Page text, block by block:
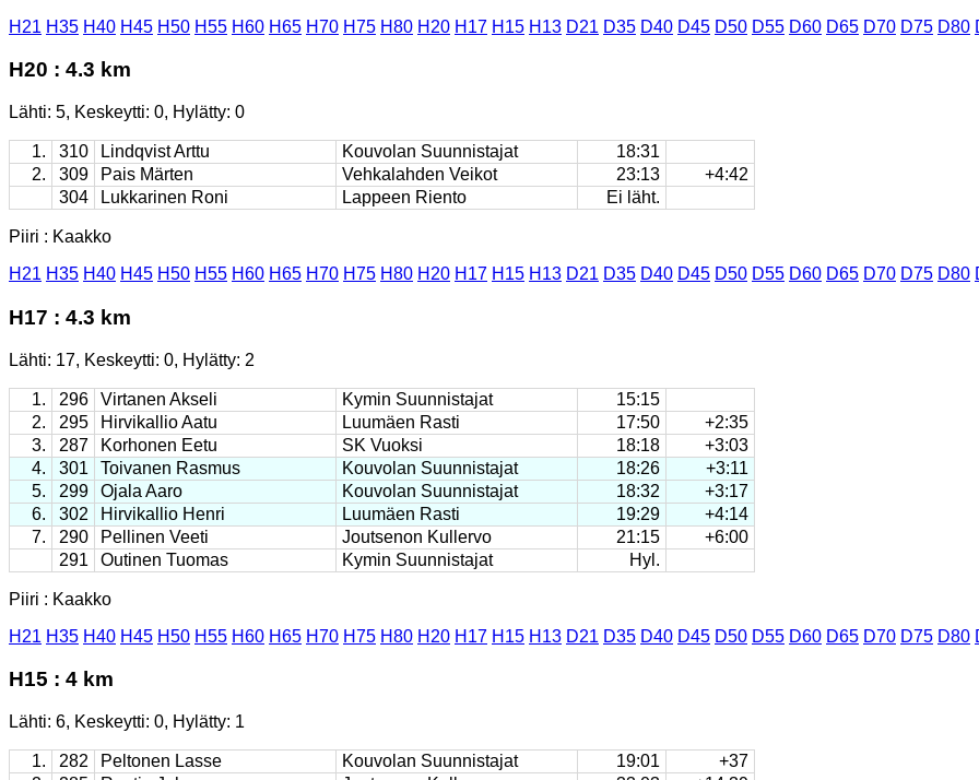
H21 H35 H40 H45 H50 H55 H60 H65 H70 H75 H80 H20 H17 H15 H13 D21 D35 D40 D45 D50 D55 D60 D65 D70 D75 D80
H20 : 4.3 km
Lähti: 5, Keskeytti: 0, Hylätty: 0
1. 310 Lindqvist Arttu Kouvolan Suunnistajat
18:31
2.
309 Pais Märten Vehkalahden Veikot 23:13
+4:42
304
Lukkarinen Roni Lappeen Riento Ei läht.
Piiri : Kaakko
H21 H35 H40 H45 H50 H55 H60 H65 H70 H75 H80 H20 H17 H15 H13 D21 D35 D40 D45 D50 D55 D60 D65 D70 D75 D80
H17 : 4.3 km
Lähti: 17, Keskeytti: 0, Hylätty: 2
1. 296 Virtanen Akseli Kymin Suunnistajat
15:15
2.
295 Hirvikallio Aatu Luumäen Rasti 17:50
+2:35
3.
287 Korhonen Eetu SK Vuoksi 18:18
+3:03
4.
301 Toivanen Rasmus Kouvolan Suunnistajat 18:26
+3:11
5.
299 Ojala Aaro Kouvolan Suunnistajat 18:32
+3:17
6.
302 Hirvikallio Henri Luumäen Rasti 19:29
+4:14
7.
290 Pellinen Veeti Joutsenon Kullervo 21:15
+6:00
291
Outinen Tuomas Kymin Suunnistajat Hyl.
Piiri : Kaakko
H21 H35 H40 H45 H50 H55 H60 H65 H70 H75 H80 H20 H17 H15 H13 D21 D35 D40 D45 D50 D55 D60 D65 D70 D75 D80
H15 : 4 km
Lähti: 6, Keskeytti: 0, Hylätty: 1
1. 282 Peltonen Lasse Kouvolan Suunnistajat 19:01
+37